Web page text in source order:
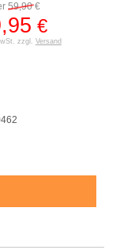
59,90€
€
zzgl. Versand